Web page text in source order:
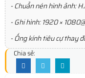
- Chuẩn nén hình ảnh:
- Ghi hình: 1920 ×
- Ống kính tiêu cự thay
Chia sẻ: